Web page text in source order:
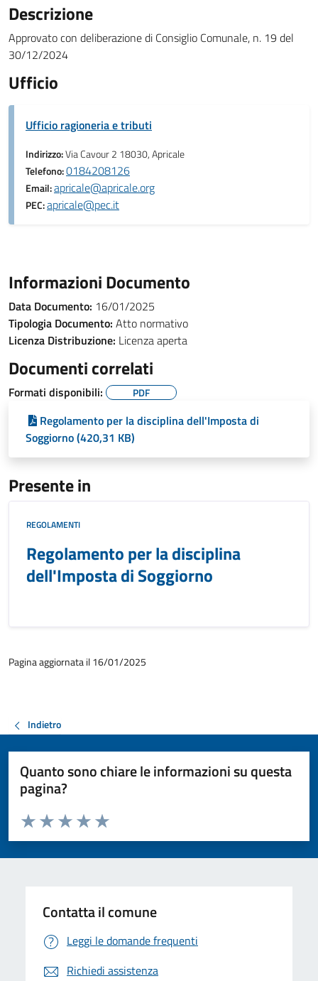
Descrizione
Approvato con deliberazione di Consiglio Comunale, n. 19 del
30/12/2024
Ufficio
Ufficio ragioneria e tributi
Indirizzo:Via Cavour 2 18030, Apricale
Telefono:0184208126
Email:apricale@apricale.org
PEC:apricale@pec.it
Informazioni Documento
Data Documento: 16/01/2025
Tipologia Documento: Atto normativo
Licenza Distribuzione: Licenza aperta
Documenti correlati
Formati disponibili: PDF
Regolamento per la disciplina dell'Imposta di
Soggiorno (420,31 KB)
Presente in
REGOLAMENTI
Regolamento per la disciplina
dell'Imposta di Soggiorno
Pagina aggiornata il 16/01/2025
Indietro
Quanto sono chiare le informazioni su questa
pagina?
Valuta da 1 a 5 stelle la pagina
Valuta 5 stelle su 5
Valuta 4 stelle su 5
Valuta 3 stelle su 5
Valuta 2 stelle su 5
Valuta 1 stelle su 5
Contatta il comune
Leggi le domande frequenti
Richiedi assistenza